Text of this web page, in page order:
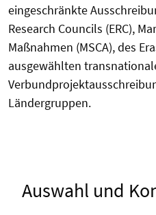
eingeschränkte
Research Councils (ERC),
Maßnahmen (MSCA), des
ausgewählten
Ländergruppen.
Auswahl und